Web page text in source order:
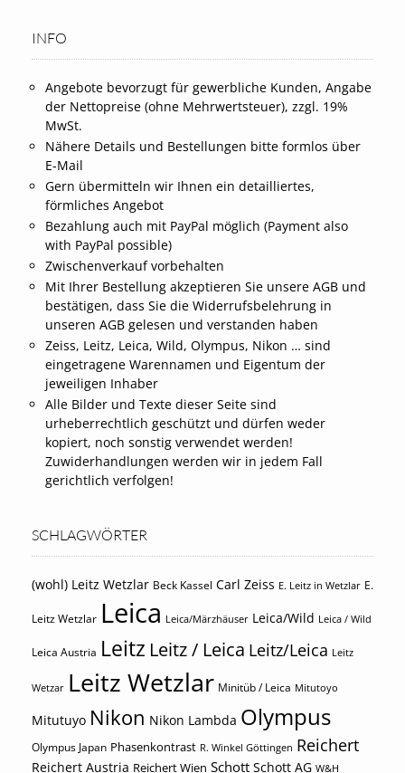
INFO
Angebote bevorzugt für gewerbliche Kunden, Angabe
der Nettopreise (ohne Mehrwertsteuer), zzgl. 19%
MwSt.
Nähere Details und Bestellungen bitte formlos über
E-Mail
Gern übermitteln wir Ihnen ein detailliertes,
förmliches Angebot
Bezahlung auch mit PayPal möglich (Payment also
with PayPal possible)
Zwischenverkauf vorbehalten
Mit Ihrer Bestellung akzeptieren Sie unsere AGB und
bestätigen, dass Sie die Widerrufsbelehrung in
unseren AGB gelesen und verstanden haben
Zeiss, Leitz, Leica, Wild, Olympus, Nikon … sind
eingetragene Warennamen und Eigentum der
jeweiligen Inhaber
Alle Bilder und Texte dieser Seite sind
urheberrechtlich geschützt und dürfen weder
kopiert, noch sonstig verwendet werden!
Zuwiderhandlungen werden wir in jedem Fall
gerichtlich verfolgen!
SCHLAGWÖRTER
(wohl) Leitz Wetzlar Beck Kassel Carl Zeiss E. Leitz in Wetzlar E.
Leitz Wetzlar Leica Leica/Märzhäuser Leica/Wild Leica / Wild
Leica Austria Leitz Leitz / Leica Leitz/Leica Leitz
Wetzar Leitz Wetzlar Minitüb / Leica Mitutoyo
Mitutuyo Nikon Nikon Lambda Olympus
Olympus Japan Phasenkontrast R. Winkel Göttingen Reichert
Reichert Austria Reichert Wien Schott Schott AG W&H